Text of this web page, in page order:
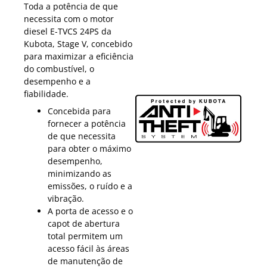
Toda a potência de que
necessita com o motor
diesel E-TVCS 24PS da
Kubota, Stage V, concebido
para maximizar a eficiência
do combustível, o
desempenho e a
fiabilidade.
Concebida para
fornecer a potência
de que necessita
para obter o máximo
desempenho,
minimizando as
emissões, o ruído e a
vibração.
A porta de acesso e o
capot de abertura
total permitem um
acesso fácil às áreas
de manutenção de